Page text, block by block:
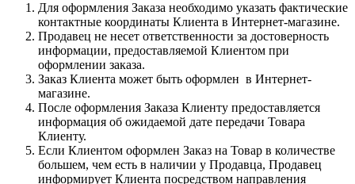
Для оформления Заказа необходимо указать фактические
контактные координаты Клиента в Интернет-магазине.
Продавец не несет ответственности за достоверность
информации, предоставляемой Клиентом при
оформлении заказа.
Заказ Клиента может быть оформлен в Интернет-
магазине.
После оформления Заказа Клиенту предоставляется
информация об ожидаемой дате передачи Товара
Клиенту.
Если Клиентом оформлен Заказ на Товар в количестве
большем, чем есть в наличии у Продавца, Продавец
информирует Клиента посредством направления